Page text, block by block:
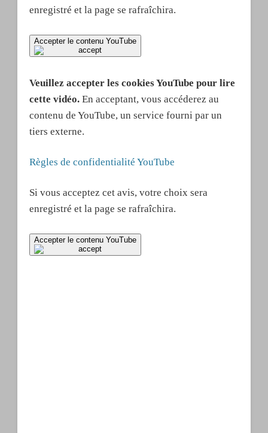
enregistré et la page se rafraîchira.
Accepter le contenu YouTube
Veuillez accepter les cookies YouTube pour lire
cette vidéo.En acceptant, vous accéderez au
contenu de YouTube, un service fourni par un
tiers externe.
Règles de confidentialité YouTube
Si vous acceptez cet avis, votre choix sera
enregistré et la page se rafraîchira.
Accepter le contenu YouTube